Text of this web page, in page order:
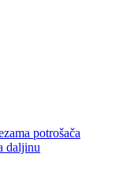
potrošača
daljinu